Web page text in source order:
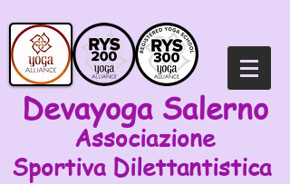
Devayoga Salerno
Associazione
Sportiva Dilettantistica